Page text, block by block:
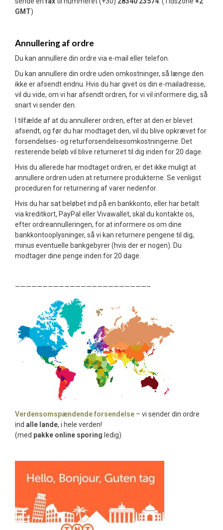
GMT)
Annullering af ordre
Du kan annullere din ordre via e-mail eller telefon.
Du kan annullere din ordre uden omkostninger, så længe den
ikke er afsendt endnu. Hvis du har givet os din e-mailadresse,
vil du vide, om vi har afsendt ordren, for vi vil informere dig, så
snart vi sender den.
I tilfælde af at du annullerer ordren, efter at den er blevet
afsendt, og før du har modtaget den, vil du blive opkrævet for
forsendelses- og returforsendelsesomkostningerne. Det
resterende beløb vil blive returneret til dig inden for 20 dage.
Hvis du allerede har modtaget ordren, er det ikke muligt at
annullere ordren uden at returnere produkterne. Se venligst
proceduren for returnering af varer nedenfor.
Hvis du har sat beløbet ind på en bankkonto, eller har betalt
via kreditkort, PayPal eller Vivawallet, skal du kontakte os,
efter ordreannulleringen, for at informere os om dine
bankkontooplysninger, så vi kan returnere pengene til dig,
minus eventuelle bankgebyrer (hvis der er nogen). Du
modtager dine penge inden for 20 dage.
————————————————————————–
Verdensomspændende forsendelse – vi sender din ordre
ind alle lande, i hele verden!
(med pakke online sporing ledig)